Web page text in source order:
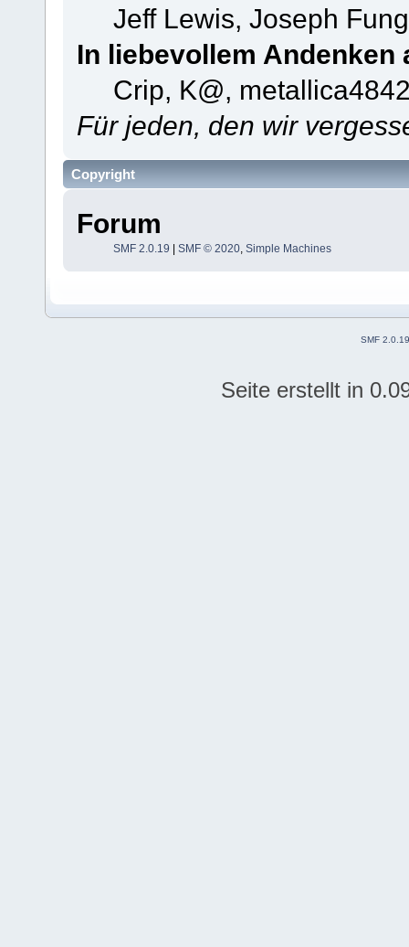
Jeff Lewis, Joseph
In liebevollem Andenken
Crip, K@,
Für jeden, den wir
Copyright
Forum
SMF 2.0.19 | SMF © 2020, Simple Machines
SMF 2.0.19
Seite erstellt in